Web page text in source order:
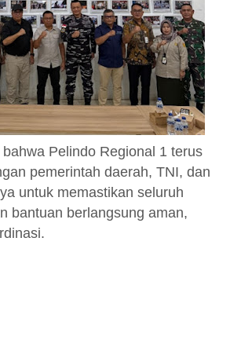
Pelindo Regional 1 terus
pemerintah daerah, TNI, dan
untuk memastikan seluruh
bantuan berlangsung aman,